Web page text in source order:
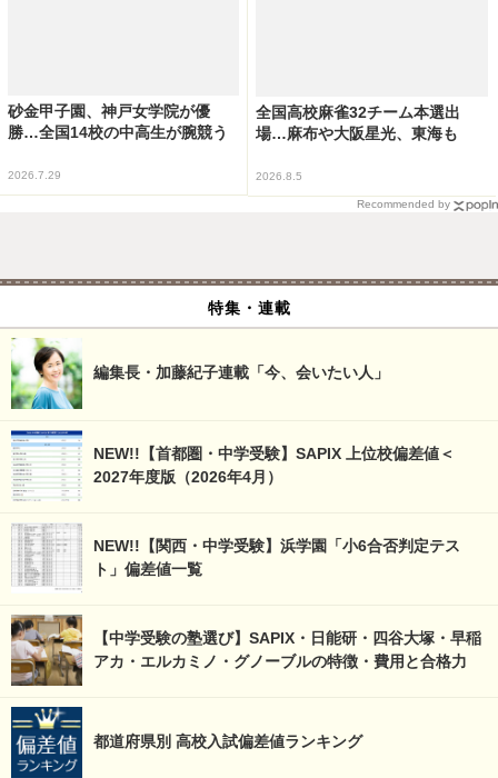
砂金甲子園、神戸女学院が優
勝…全国14校の中高生が腕競う
2026.7.29
全国高校麻雀32チーム本選出
場…麻布や大阪星光、東海も
2026.8.5
Recommended by
特集・連載
編集長・加藤紀子連載「今、会いたい人」
NEW!!【首都圏・中学受験】SAPIX 上位校偏差値＜
2027年度版（2026年4月）
NEW!!【関西・中学受験】浜学園「小6合否判定テス
ト」偏差値一覧
【中学受験の塾選び】SAPIX・日能研・四谷大塚・早稲
アカ・エルカミノ・グノーブルの特徴・費用と合格力
都道府県別 高校入試偏差値ランキング